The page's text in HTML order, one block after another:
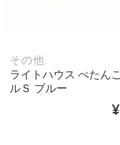
その他
ライトハウス ぺたん
ルＳ ブルー